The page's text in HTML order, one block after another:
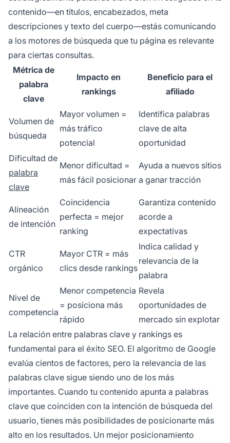
contenido—en títulos, encabezados, meta
descripciones y texto del cuerpo—estás comunicando
a los motores de búsqueda que tu página es relevante
para ciertas consultas.
Métrica de
palabra
clave
Impacto en
rankings
Beneficio para el
afiliado
Volumen de
búsqueda
Mayor volumen =
más tráfico
potencial
Identifica palabras
clave de alta
oportunidad
Dificultad de
palabra
clave
Menor dificultad =
más fácil posicionar
Ayuda a nuevos sitios
a ganar tracción
Alineación
de intención
Coincidencia
perfecta = mejor
ranking
Garantiza contenido
acorde a
expectativas
CTR
orgánico
Mayor CTR = más
clics desde rankings
Indica calidad y
relevancia de la
palabra
Nivel de
competencia
Menor competencia
= posiciona más
rápido
Revela
oportunidades de
mercado sin explotar
La relación entre palabras clave y rankings es
fundamental para el éxito SEO. El algoritmo de Google
evalúa cientos de factores, pero la relevancia de las
palabras clave sigue siendo uno de los más
importantes. Cuando tu contenido apunta a palabras
clave que coinciden con la intención de búsqueda del
usuario, tienes más posibilidades de posicionarte más
alto en los resultados. Un mejor posicionamiento